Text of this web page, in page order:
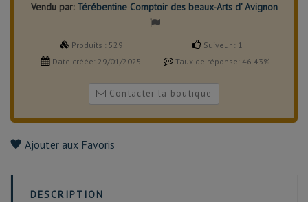
Vendu par: Térébentine Comptoir des beaux-Arts d' Avignon
Produits : 529 Suiveur : 1
Date créée: 29/01/2025 Taux de réponse: 46.43%
Contacter la boutique
Ajouter aux Favoris
DESCRIPTION